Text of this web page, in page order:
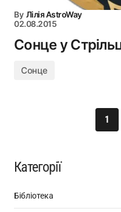
By Лілія AstroWay
02.08.2015
Сонце у
Сонце
1
Категорії
Бібліотека